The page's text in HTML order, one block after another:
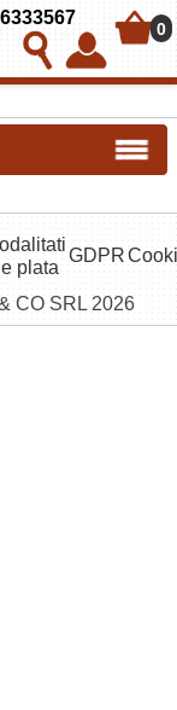
0
plata
GDPR
CO SRL 2026